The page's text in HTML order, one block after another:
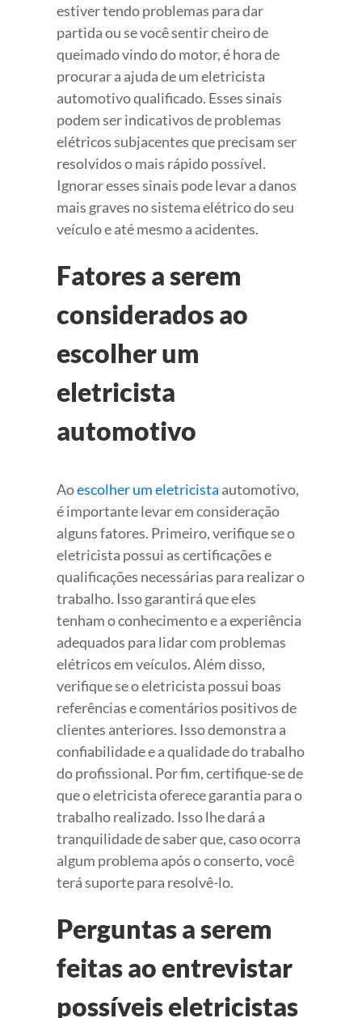
estiver tendo problemas para dar
partida ou se você sentir cheiro de
queimado vindo do motor, é hora de
procurar a ajuda de um eletricista
automotivo qualificado. Esses sinais
podem ser indicativos de problemas
elétricos subjacentes que precisam ser
resolvidos o mais rápido possível.
Ignorar esses sinais pode levar a danos
mais graves no sistema elétrico do seu
veículo e até mesmo a acidentes.
Fatores a serem
considerados ao
escolher um
eletricista
automotivo
Aoescolher um eletricista automotivo,
é importante levar em consideração
alguns fatores. Primeiro, verifique se o
eletricista possui as certificações e
qualificações necessárias para realizar o
trabalho. Isso garantirá que eles
tenham o conhecimento e a experiência
adequados para lidar com problemas
elétricos em veículos. Além disso,
verifique se o eletricista possui boas
referências e comentários positivos de
clientes anteriores. Isso demonstra a
confiabilidade e a qualidade do trabalho
do profissional. Por fim, certifique-se de
que o eletricista oferece garantia para o
trabalho realizado. Isso lhe dará a
tranquilidade de saber que, caso ocorra
algum problema após o conserto, você
terá suporte para resolvê-lo.
Perguntas a serem
feitas ao entrevistar
possíveis eletricistas